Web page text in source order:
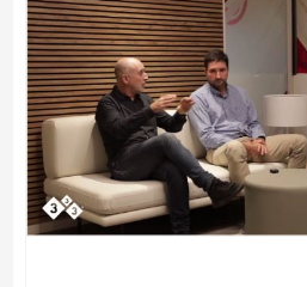
Director de Garantia de Saúde
Pipestone, 2020-Presente
Currículo atualizado: 18-Nov-2024